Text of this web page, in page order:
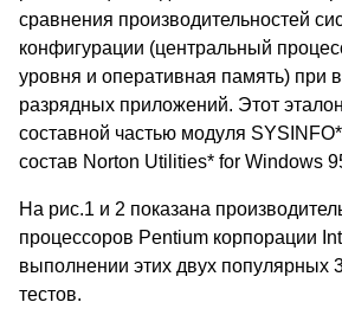
сравнения производительностей
конфигурации (центральный
уровня и оперативная память) при
разрядных приложений. Этот
составной частью модуля
состав Norton Utilities* for Windows
На рис.1 и 2 показана
процессоров Pentium корпорации
выполнении этих двух популярных
тестов.